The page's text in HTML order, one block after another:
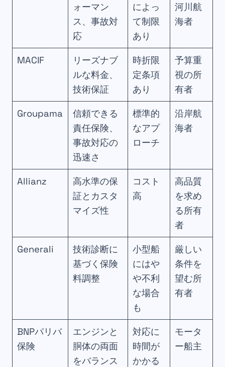
ォーマン
ス、事故対
応
によっ
て制限
あり
河川航
海者
MACIF
リーズナブ
ルな料金、
技術保証
時折限
定条項
あり
予算重
視の所
有者
Groupama
信頼できる
責任保険、
事故対応の
迅速さ
標準的
なアプ
ローチ
沿岸航
海者
Allianz
高水準の保
証とカスタ
マイズ性
コスト
高
高品質
を求め
る所有
者
Generali
技術診断に
基づく保険
料調整
小型船
にはや
や不利
な場合
も
厳しい
条件を
望む所
有者
BNPパリバ
保険
エンジンと
胴体の両面
をバランス
対応に
時間が
かかる
モータ
ー船主